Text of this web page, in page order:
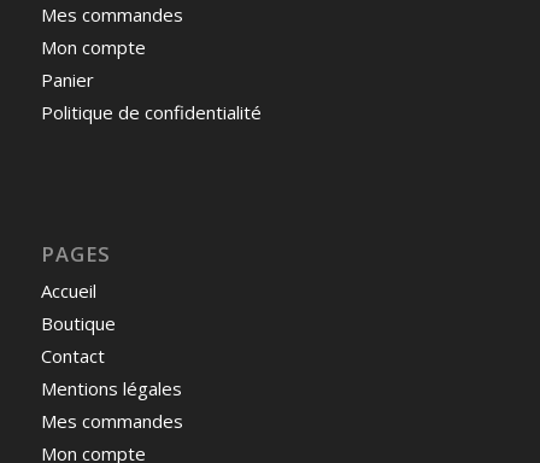
Mes commandes
Mon compte
Panier
Politique de confidentialité
PAGES
Accueil
Boutique
Contact
Mentions légales
Mes commandes
Mon compte